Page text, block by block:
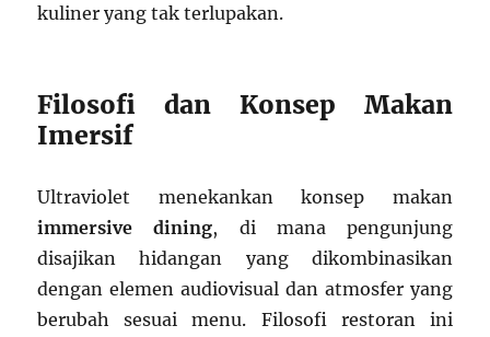
kuliner yang tak terlupakan.
Filosofi dan Konsep Makan
Imersif
Ultraviolet menekankan konsep makan
immersive dining, di mana pengunjung
disajikan hidangan yang dikombinasikan
dengan elemen audiovisual dan atmosfer yang
berubah sesuai menu. Filosofi restoran ini